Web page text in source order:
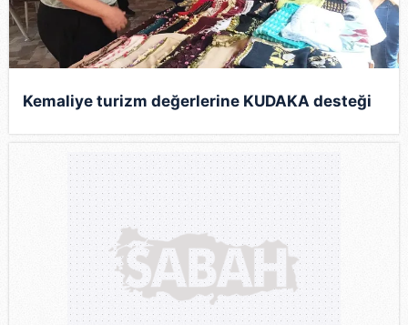
Kemaliye turizm değerlerine KUDAKA desteği